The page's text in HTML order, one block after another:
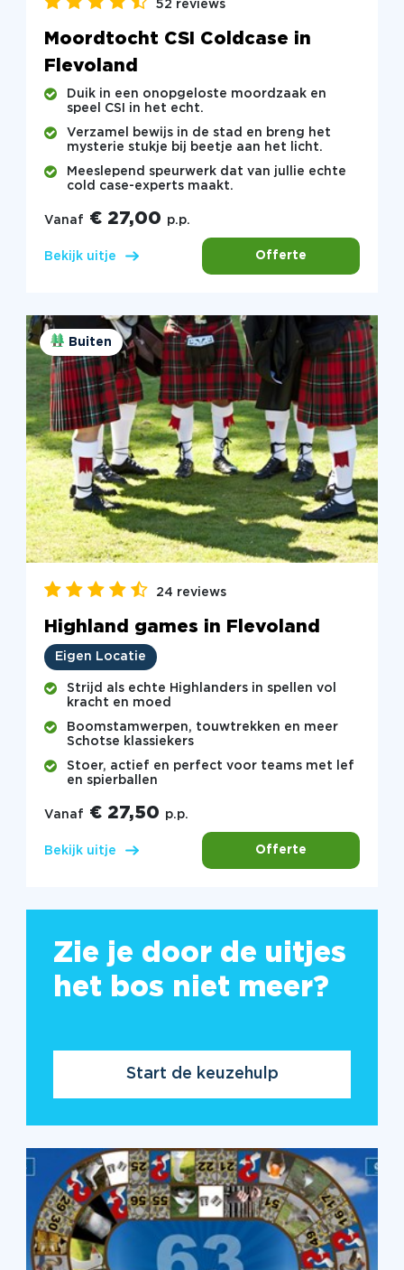
52 reviews
Moordtocht CSI Coldcase in
Flevoland
Duik in een onopgeloste moordzaak en
speel CSI in het echt.
Verzamel bewijs in de stad en breng het
mysterie stukje bij beetje aan het licht.
Meeslepend speurwerk dat van jullie echte
cold case-experts maakt.
Vanaf € 27,00 p.p.
Bekijk uitje Offerte
Buiten
24 reviews
Highland games in Flevoland
Eigen Locatie
Strijd als echte Highlanders in spellen vol
kracht en moed
Boomstamwerpen, touwtrekken en meer
Schotse klassiekers
Stoer, actief en perfect voor teams met lef
en spierballen
Vanaf € 27,50 p.p.
Bekijk uitje Offerte
Zie je door de uitjes
het bos niet meer?
Start de keuzehulp